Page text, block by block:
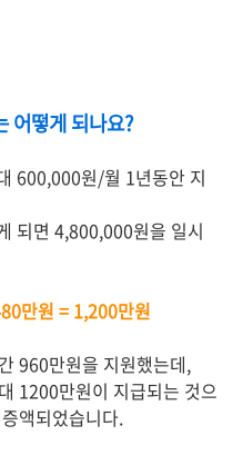
어떻게 되나요?
600,000원/월 1년동안 지
되면 4,800,000원을 일시
만원 = 1,200만원
960만원을 지원했는데,
1200만원이 지급되는 것으
액되었습니다.